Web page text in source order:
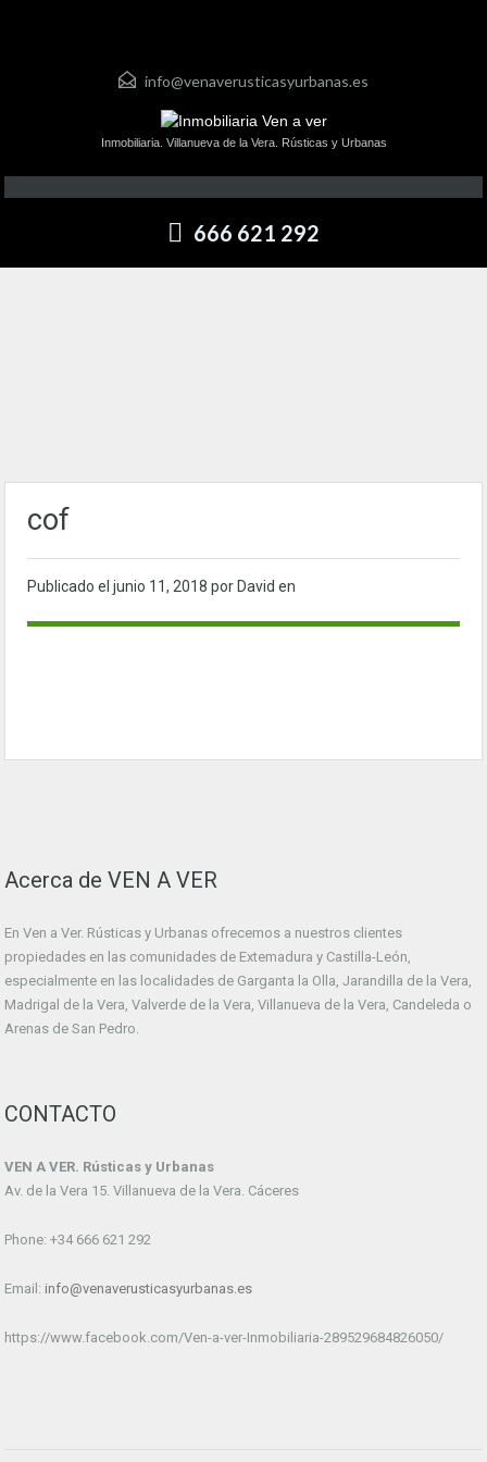
info@venaverusticasyurbanas.es
Inmobiliaria. Villanueva de la Vera. Rústicas y Urbanas
666 621 292
cof
Publicado el junio 11, 2018 por David en
Acerca de VEN A VER
En Ven a Ver. Rústicas y Urbanas ofrecemos a nuestros clientes
propiedades en las comunidades de Extemadura y Castilla-León,
especialmente en las localidades de Garganta la Olla, Jarandilla de la Vera,
Madrigal de la Vera, Valverde de la Vera, Villanueva de la Vera, Candeleda o
Arenas de San Pedro.
CONTACTO
VEN A VER. Rústicas y Urbanas
Av. de la Vera 15. Villanueva de la Vera. Cáceres
Phone: +34 666 621 292
Email: info@venaverusticasyurbanas.es
https://www.facebook.com/Ven-a-ver-Inmobiliaria-289529684826050/